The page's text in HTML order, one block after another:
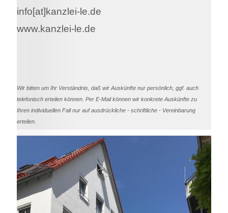
info[at]kanzlei-le.de
www.kanzlei-le.de
Wir bitten um Ihr Verständnis, daß wir Auskünfte nur persönlich, ggf. auch
telefonisch erteilen können. Per E-Mail können wir konkrete Auskünfte zu
Ihren individuellen Fall nur auf ausdrückliche - schriftliche - Vereinbarung
erteilen.